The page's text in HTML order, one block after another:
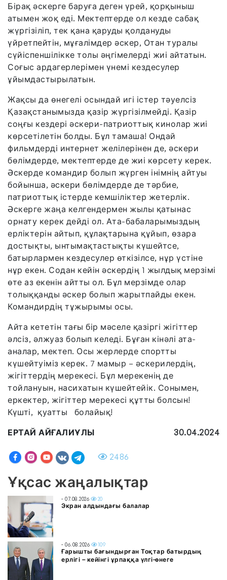
Бірақ әскерге баруға деген үрей, қорқыныш
атымен жоқ еді. Мектептерде ол кезде сабақ
жүргізіліп, тек қана қаруды қолдануды
үйретпейтін, мұғалімдер әскер, Отан туралы
сүйіспеншілікке толы әңгімелерді жиі айтатын.
Соғыс ардагерлерімен үнемі кездесулер
ұйымдастырылатын.
Жақсы да өнегелі осындай игі істер тәуелсіз
Қазақстанымызда қазір жүргізілмейді. Қазір
соңғы кездері әскери-патриоттық кинолар жиі
көрсетілетін болды. Бұл тамаша! Ондай
фильмдерді интернет желілерінен де, әскери
бөлімдерде, мектептерде де жиі көрсету керек.
Әскерде командир болып жүрген інімнің айтуы
бойынша, әскери бөлімдерде де тәрбие,
патриоттық істерде кемшіліктер жетерлік.
Әскерге жаңа келгендермен жылы қатынас
орнату керек дейді ол. Ата-бабаларымыздың
ерліктерін айтып, құлақтарына құйып, өзара
достықты, ынтымақтастықты күшейтсе,
батырлармен кездесулер өткізілсе, нұр үстіне
нұр екен. Содан кейін әскердің 1 жылдық мерзімі
өте аз екенін айтты ол. Бұл мерзімде олар
толыққанды әскер болып жарытпайды екен.
Командирдің тұжырымы осы.
Айта кететін тағы бір мәселе қазіргі жігіттер
әлсіз, әлжуаз болып келеді. Бұған кінәлі ата-
аналар, мектеп. Осы жерлерде спортты
күшейтуіміз керек. 7 мамыр – әскерилердің,
жігіттердің мерекесі. Бұл мерекенің де
тойлануын, насихатын күшейтейік. Сонымен,
еркектер, жігіттер мерекесі құтты болсын!
Күшті, қуатты болайық!
ЕРТАЙ АЙҒАЛИҰЛЫ
30.04.2024
2486
Ұқсас жаңалықтар
- 07.08.2026 20
Экран алдындағы балалар
- 06.08.2026 109
Ғарышты бағындырған Тоқтар батырдың
ерлігі – кейінгі ұрпаққа үлгі-өнеге